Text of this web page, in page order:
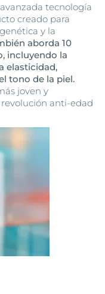
tecnología
creado para
y la
aborda 10
incluyendo la
elasticidad,
tono de la piel.
joven y
anti-edad